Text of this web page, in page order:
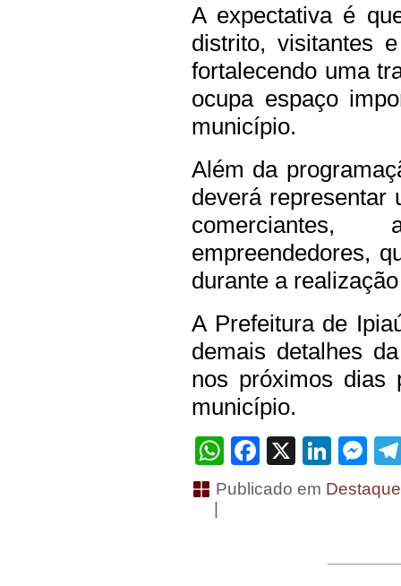
A expectativa é
distrito, visitantes
fortalecendo uma
ocupa espaço
município.
Além da
deverá representar
comerciantes,
empreendedores,
durante a
A Prefeitura de
demais detalhes
nos próximos dias
município.
WhatsApp
Facebook
X
Publicado em